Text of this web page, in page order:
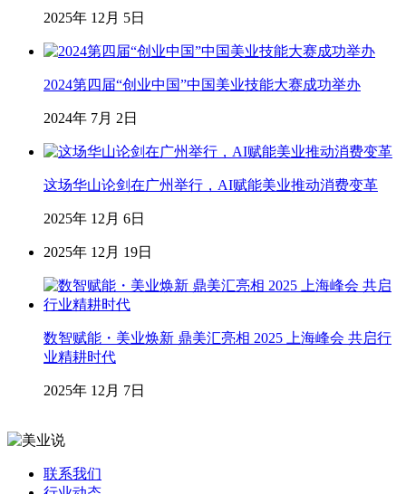
2025年 12月 5日
2024第四届“创业中国”中国美业技能大赛成功举办
2024年 7月 2日
这场华山论剑在广州举行，AI赋能美业推动消费变革
2025年 12月 6日
2025年 12月 19日
数智赋能・美业焕新 鼎美汇亮相 2025 上海峰会 共启行
业精耕时代
2025年 12月 7日
联系我们